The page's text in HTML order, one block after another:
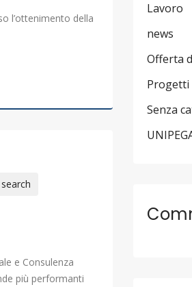
l’ottenimento della
search
e Consulenza
più performanti
Lavoro
news
Offerta
Progetti
Senza